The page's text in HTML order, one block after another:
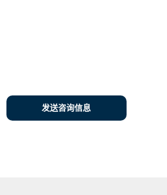
发送咨询信息